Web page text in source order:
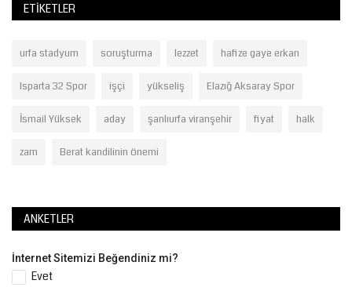
ETIKETLER
urfa stadyum soruşturma lezzet hafize gaye erkan
Isparta 32 Spor işçi yükseliş Elazığ Aksaray Spor
İsmail Yüksek aday şanlıurfa viranşehir fiyat halk
zam Berat kandilinin önemi
ANKETLER
İnternet Sitemizi Beğendiniz mi?
Evet